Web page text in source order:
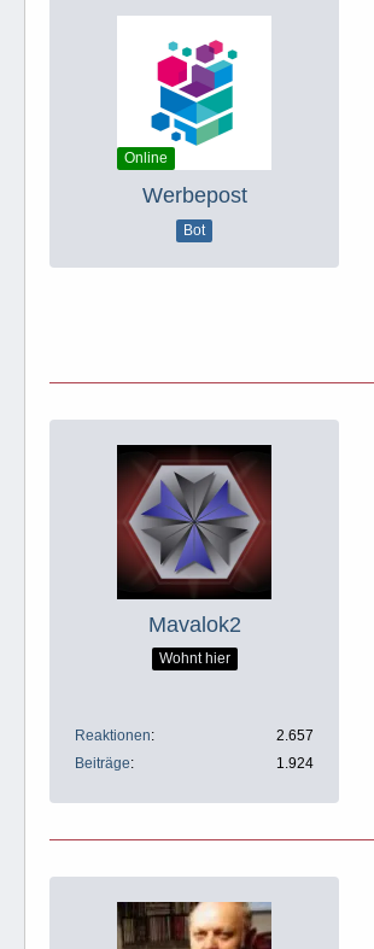
Online
Werbepost
Bot
Mavalok2
Wohnt hier
Reaktionen
2.657
Beiträge
1.924